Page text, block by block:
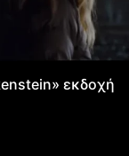
εκδοχή